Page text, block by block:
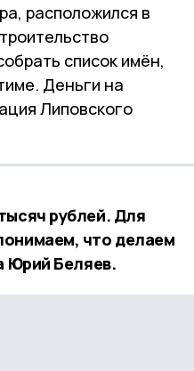
расположился в
список имён,
Деньги на
Липовского
рублей. Для
что делаем
Юрий Беляев.